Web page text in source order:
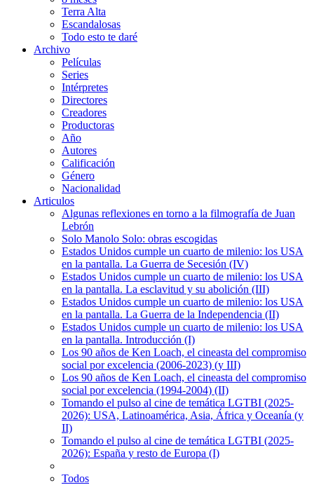
Terra Alta
Escandalosas
Todo esto te daré
Archivo
Películas
Series
Intérpretes
Directores
Creadores
Productoras
Año
Autores
Calificación
Género
Nacionalidad
Articulos
Algunas reflexiones en torno a la filmografía de Juan
Lebrón
Solo Manolo Solo: obras escogidas
Estados Unidos cumple un cuarto de milenio: los USA
en la pantalla. La Guerra de Secesión (IV)
Estados Unidos cumple un cuarto de milenio: los USA
en la pantalla. La esclavitud y su abolición (III)
Estados Unidos cumple un cuarto de milenio: los USA
en la pantalla. La Guerra de la Independencia (II)
Estados Unidos cumple un cuarto de milenio: los USA
en la pantalla. Introducción (I)
Los 90 años de Ken Loach, el cineasta del compromiso
social por excelencia (2006-2023) (y III)
Los 90 años de Ken Loach, el cineasta del compromiso
social por excelencia (1994-2004) (II)
Tomando el pulso al cine de temática LGTBI (2025-
2026): USA, Latinoamérica, Asia, África y Oceanía (y
II)
Tomando el pulso al cine de temática LGTBI (2025-
2026): España y resto de Europa (I)
Todos